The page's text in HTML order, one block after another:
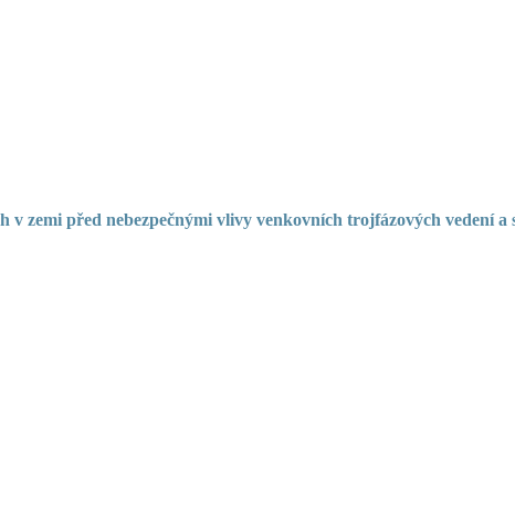
zemi před nebezpečnými vlivy venkovních trojfázových vedení a